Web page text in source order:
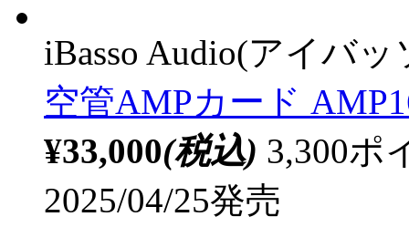
iBasso Audio(アイバ
空管AMPカード
¥33,000(税込) 3,300ポ
2025/04/25発売